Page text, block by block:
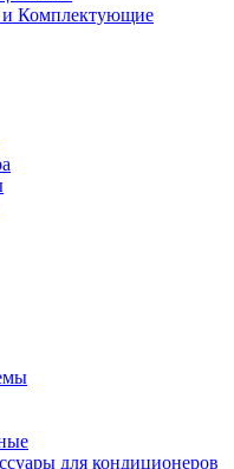
Комплектующие
для кондиционеров